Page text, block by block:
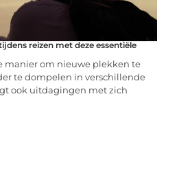
reizen met deze essentiële
manier om nieuwe plekken te
te dompelen in verschillende
ook uitdagingen met zich